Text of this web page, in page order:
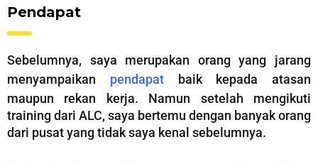
Pendapat
Sebelumnya, saya merupakan orang yang jarang
menyampaikan pendapatbaik kepada atasan
maupun rekan kerja. Namun setelah mengikuti
training dari ALC, saya bertemu dengan banyak orang
dari pusat yang tidak saya kenal sebelumnya.